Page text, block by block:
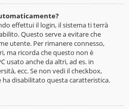
effettui il login, il sistema ti terrà
Questo serve a evitare che
utente. Per rimanere connesso,
ma ricorda che questo non è
usato anche da altri, ad es. in
ecc. Se non vedi il checkbox,
disabilitato questa caratteristica.